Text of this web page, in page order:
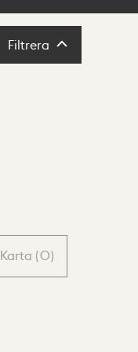
Filtrera Filtrera
Karta (0)